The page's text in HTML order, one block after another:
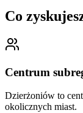
Co
Centrum
Dzierżoniów to
okolicznych miast.